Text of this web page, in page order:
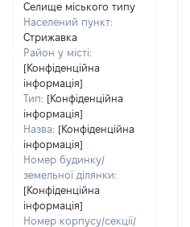
Селище міського типу
Населений пункт:
Стрижавка
Район у місті:
[Конфіденційна
інформація]
Тип: [Конфіденційна
інформація]
Назва: [Конфіденційна
інформація]
Номер будинку/
земельної ділянки:
[Конфіденційна
інформація]
Номер корпусу/секції/